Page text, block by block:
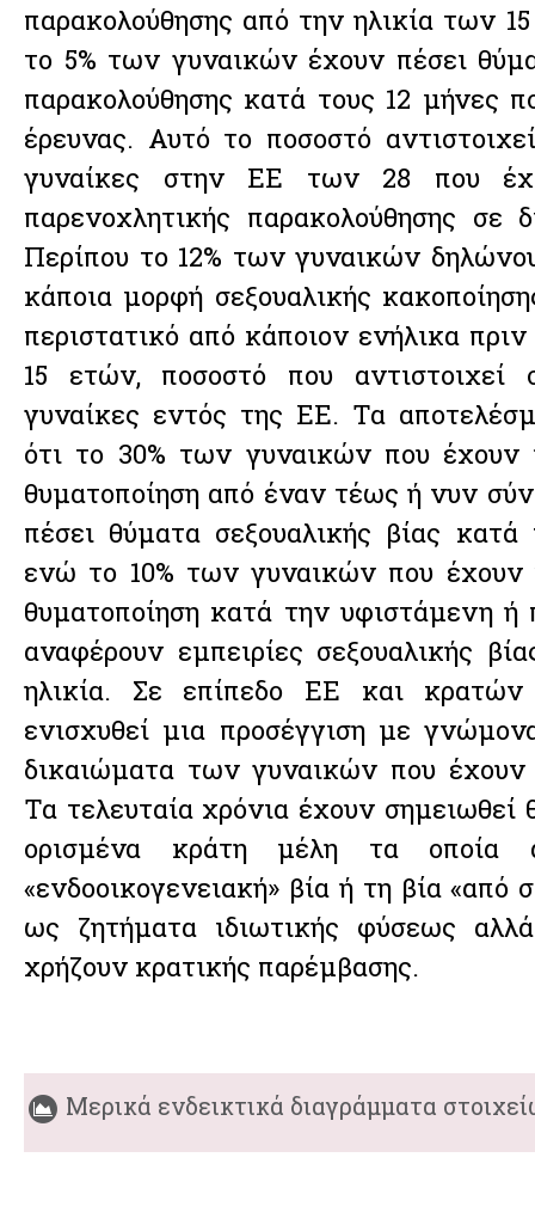
παρακολούθησης από την ηλικία των
το 5% των γυναικών έχουν πέσει
παρακολούθησης κατά τους 12 μήνες
έρευνας. Αυτό το ποσοστό
γυναίκες στην ΕΕ των 28 που
παρενοχλητικής παρακολούθησης σε
Περίπου το 12% των γυναικών
κάποια μορφή σεξουαλικής
περιστατικό από κάποιον ενήλικα
15 ετών, ποσοστό που αντιστοιχεί
γυναίκες εντός της ΕΕ. Τα
ότι το 30% των γυναικών που έχουν
θυματοποίηση από έναν τέως ή νυν
πέσει θύματα σεξουαλικής βίας κατά
ενώ το 10% των γυναικών που έχουν
θυματοποίηση κατά την υφιστάμενη ή
αναφέρουν εμπειρίες σεξουαλικής
ηλικία. Σε επίπεδο ΕΕ και
ενισχυθεί μια προσέγγιση με
δικαιώματα των γυναικών που έχουν
Τα τελευταία χρόνια έχουν σημειωθεί
ορισμένα κράτη μέλη τα οποία
«ενδοοικογενειακή» βία ή τη βία «από
ως ζητήματα ιδιωτικής φύσεως
χρήζουν κρατικής παρέμβασης.
Μερικά ενδεικτικά διαγράμματα